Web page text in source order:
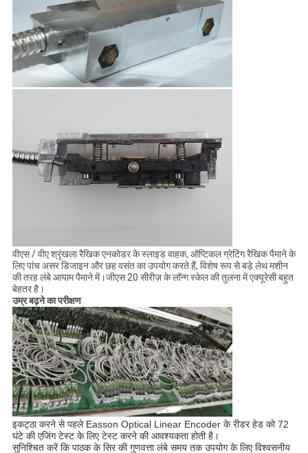
वीएस / वीए श्रृंखला रैखिक एनकोडर के स्लाइड वाहक, ऑप्टिकल ग्रेटिंग रैखिक पैमाने के
लिए पांच असर डिजाइन और छह वसंत का उपयोग करते हैं, विशेष रूप से बड़े लेथ मशीन
की तरह लंबे आयाम पैमाने में।जीएस 20 सीरीज़ के लॉन्ग स्केल की तुलना में एक्यूरेसी बहुत
बेहतर है।
उम्र बढ़ने का परीक्षण
इकट्ठा करने से पहले Easson Optical Linear Encoder के रीडर हेड को 72
घंटे की एजिंग टेस्ट के लिए टेस्ट करने की आवश्यकता होती है।
सुनिश्चित करें कि पाठक के सिर की गुणवत्ता लंबे समय तक उपयोग के लिए विश्वसनीय